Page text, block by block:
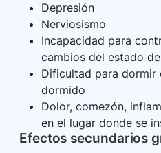
Depresión
Nerviosismo
Incapacidad para
cambios del estado
Dificultad para dormir
dormido
Dolor, comezón,
en el lugar donde se
Efectos secundarios